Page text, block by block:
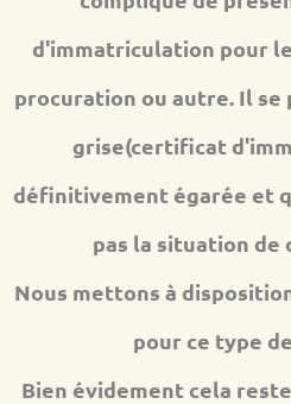
d'immatriculation pour
procuration ou autre. Il se
grise(certificat
définitivement égarée et
pas la situation
Nous mettons à
pour ce type
Bien évidement cela